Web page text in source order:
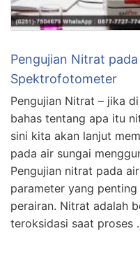
Pengujian Nitrat
Spektrofotometer
Pengujian Nitrat – jika
bahas tentang apa itu
sini kita akan lanjut
pada air sungai
Pengujian nitrat pada
parameter yang
perairan. Nitrat adalah
teroksidasi saat proses